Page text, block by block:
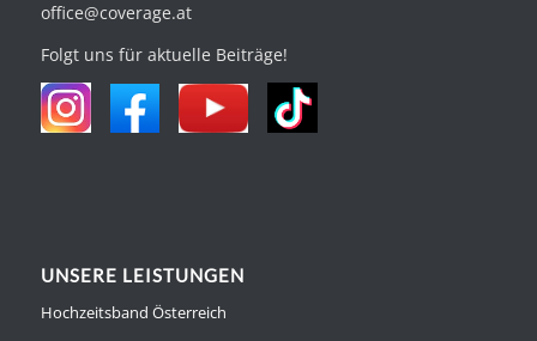
office@coverage.at
Folgt uns für aktuelle Beiträge!
UNSERE LEISTUNGEN
Hochzeitsband Österreich